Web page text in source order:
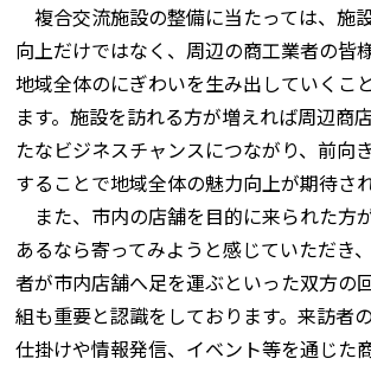
複合交流施設の整備に当たっては、施
向上だけではなく、周辺の商工業者の皆
地域全体のにぎわいを生み出していくこ
ます。施設を訪れる方が増えれば周辺商
たなビジネスチャンスにつながり、前向
することで地域全体の魅力向上が期待され
また、市内の店舗を目的に来られた方
あるなら寄ってみようと感じていただき
者が市内店舗へ足を運ぶといった双方の
組も重要と認識をしております。来訪者
仕掛けや情報発信、イベント等を通じた